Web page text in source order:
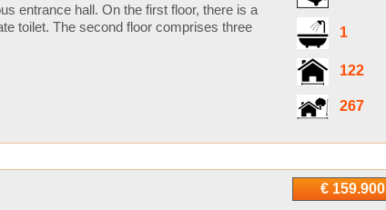
1
122
267
entrance hall. On the first floor, there is a
toilet. The second floor comprises three
€ 159.900